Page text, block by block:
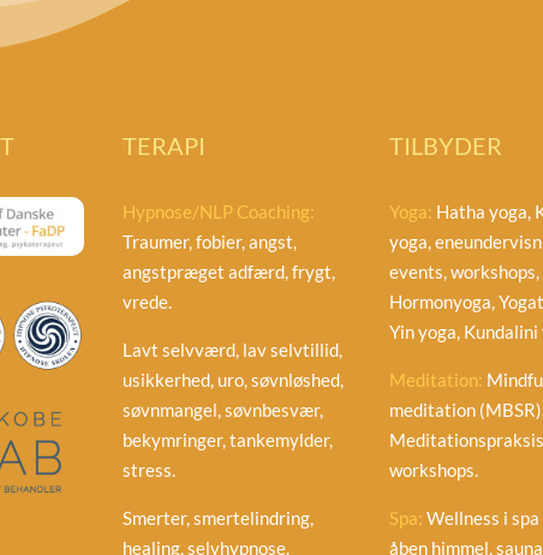
TERAPI
Hypnose/NLP Coaching:
Traumer, fobier, angst,
angstpræget adfærd, frygt,
vrede.
Lavt selvværd, lav selvtillid,
usikkerhed, uro, søvnløshed,
søvnmangel, søvnbesvær,
bekymringer, tankemylder,
stress.
Smerter, smertelindring,
healing, selvhypnose.
TILBYDER
Yoga: Hatha yoga,
yoga,
events, workshops,
Hormonyoga,
Yin yoga, Kundalini
Meditation:
meditation
workshops.
Spa: Wellness i
åben himmel,